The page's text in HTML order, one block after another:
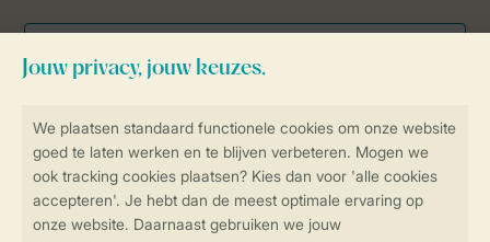
Veilig en snel online boeken
Veilige gegevensoverdracht